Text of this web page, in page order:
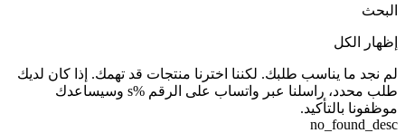
البحث
إظهار الكل
لم نجد ما يناسب طلبك. لكننا اخترنا منتجات قد تهمك. إذا كان لديك
طلب محدد، راسلنا عبر واتساب على الرقم %s وسيساعدك
موظفونا بالتأكيد.
no_found_desc